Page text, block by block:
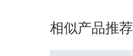
相似产品推荐